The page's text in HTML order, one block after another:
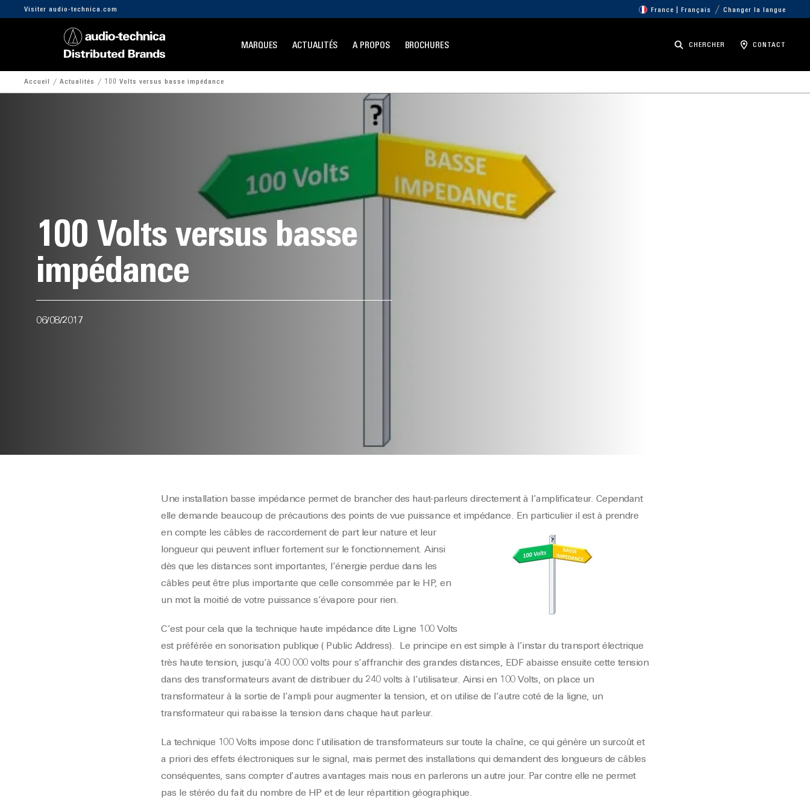
Visiter audio-technica.com France | Français Changer la langue
MARQUES ACTUALITÉS A PROPOS BROCHURES CHERCHER CONTACT
Accueil Actualités 100 Volts versus basse impédance
100 Volts versus basse
impédance
06/08/2017
Une installation basse impédance permet de brancher des haut-parleurs directement à l’amplificateur. Cependant
elle demande beaucoup de précautions des points de vue puissance et impédance. En particulier il est à prendre
en compte les câbles de raccordement de part leur nature et leur
longueur qui peuvent influer fortement sur le fonctionnement. Ainsi
dès que les distances sont importantes, l’énergie perdue dans les
câbles peut être plus importante que celle consommée par le HP, en
un mot la moitié de votre puissance s’évapore pour rien.
C’est pour cela que la technique haute impédance dite Ligne 100 Volts
est préférée en sonorisation publique ( Public Address). Le principe en est simple à l’instar du transport électrique
très haute tension, jusqu’à 400 000 volts pour s’affranchir des grandes distances, EDF abaisse ensuite cette tension
dans des transformateurs avant de distribuer du 240 volts à l’utilisateur. Ainsi en 100 Volts, on place un
transformateur à la sortie de l’ampli pour augmenter la tension, et on utilise de l’autre coté de la ligne, un
transformateur qui rabaisse la tension dans chaque haut parleur.
La technique 100 Volts impose donc l’utilisation de transformateurs sur toute la chaîne, ce qui génère un surcoût et
a priori des effets électroniques sur le signal, mais permet des installations qui demandent des longueurs de câbles
conséquentes, sans compter d’autres avantages mais nous en parlerons un autre jour. Par contre elle ne permet
pas le stéréo du fait du nombre de HP et de leur répartition géographique.